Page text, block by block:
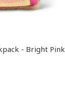
- Bright Pink